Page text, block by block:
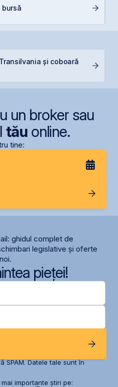
bursă
și coboară
un broker sau
tăuonline.
tine:
ghidul complet de
legislative și oferte
pieței!
SPAM. Datele tale sunt în
importante știri pe: